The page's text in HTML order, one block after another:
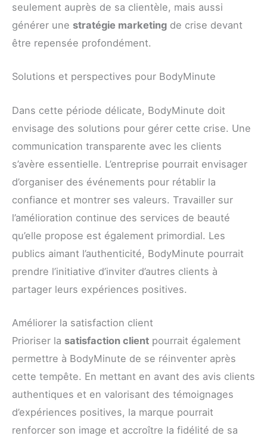
seulement auprès de sa clientèle, mais aussi
générer une stratégie marketing de crise devant
être repensée profondément.
Solutions et perspectives pour BodyMinute
Dans cette période délicate, BodyMinute doit
envisage des solutions pour gérer cette crise. Une
communication transparente avec les clients
s’avère essentielle. L’entreprise pourrait envisager
d’organiser des événements pour rétablir la
confiance et montrer ses valeurs. Travailler sur
l’amélioration continue des services de beauté
qu’elle propose est également primordial. Les
publics aimant l’authenticité, BodyMinute pourrait
prendre l’initiative d’inviter d’autres clients à
partager leurs expériences positives.
Améliorer la satisfaction client
Prioriser la satisfaction client pourrait également
permettre à BodyMinute de se réinventer après
cette tempête. En mettant en avant des avis clients
authentiques et en valorisant des témoignages
d’expériences positives, la marque pourrait
renforcer son image et accroître la fidélité de sa